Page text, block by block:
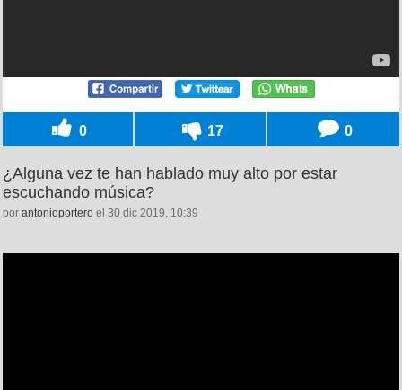
0 17 0
¿Alguna vez te han hablado muy alto por estar
escuchando música?
por antonioportero el 30 dic 2019, 10:39